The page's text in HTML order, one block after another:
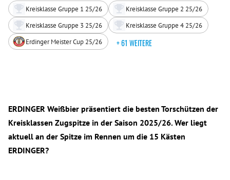
Kreisklasse Gruppe 1 25/26
Kreisklasse Gruppe 2 25/26
Kreisklasse Gruppe 3 25/26
Kreisklasse Gruppe 4 25/26
Erdinger Meister Cup 25/26
+ 61 WEITERE
ERDINGER Weißbier präsentiert die besten Torschützen der
Kreisklassen Zugspitze in der Saison 2025/26. Wer liegt
aktuell an der Spitze im Rennen um die 15 Kästen
ERDINGER?